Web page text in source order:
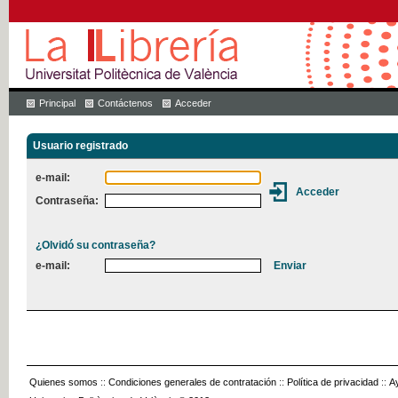
Principal Contáctenos Acceder
Usuario registrado
e-mail:
Contraseña:
¿Olvidó su contraseña?
e-mail:
Quienes somos :: Condiciones generales de contratación :: Política de privacidad ::